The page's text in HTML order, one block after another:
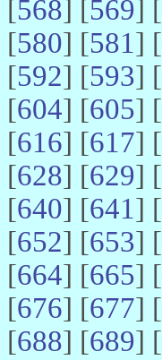
[568] [569] [
[580] [581] [
[592] [593] [
[604] [605] [
[616] [617] [
[628] [629] [
[640] [641] [
[652] [653] [
[664] [665] [
[676] [677] [
[688] [689] [